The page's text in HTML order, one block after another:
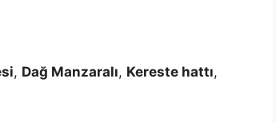
, Dağ Manzaralı, Kereste hattı,